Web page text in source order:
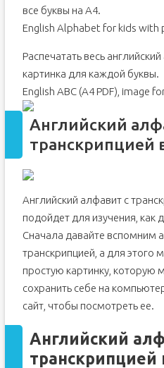
все буквы на А4.
English Alphabet for kids with
Распечатать весь
картинка для каждой буквы.
English ABC (A4 PDF), image
Английский
транскрипцией
Английский алфавит с
подойдет для изучения, как
Сначала давайте вспомним
транскрипцией, а для этого
простую картинку, которую
сохранить себе на
сайт, чтобы посмотреть ее.
Английский
транскрипцией